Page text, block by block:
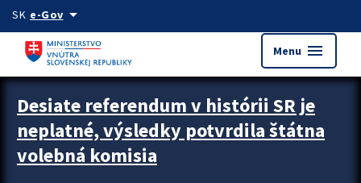
Preskocit na hlavný obsah
SK e-Govarrow_drop_down
Menu menu
Zastavit automatický posun upútavok
Desiate referendum v histórii SR je
neplatné, výsledky potvrdila štátna
volebná komisia